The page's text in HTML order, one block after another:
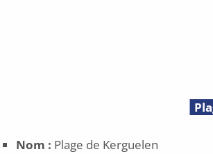
Nom : Plage de Kerguelen